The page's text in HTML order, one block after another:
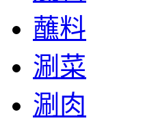
蘸料
涮菜
涮肉